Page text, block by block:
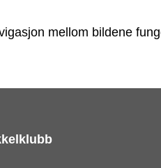
mellom bildene